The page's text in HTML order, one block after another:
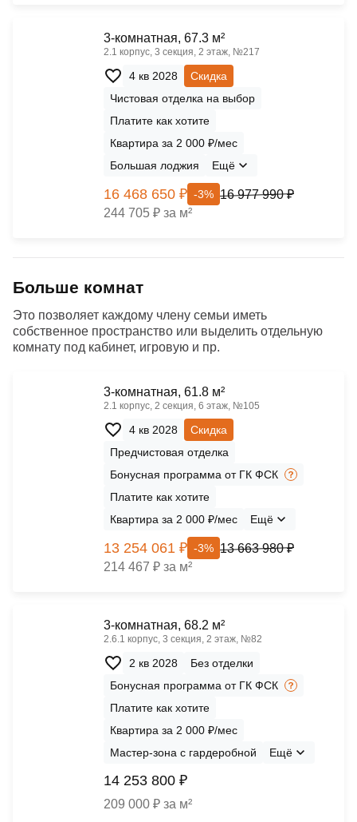
3-комнатная, 67.3 м²
2.1 корпус, 3 секция, 2 этаж, №217
4 кв 2028
Скидка
Чистовая отделка на выбор
Платите как хотите
Квартира за 2 000 ₽/мес
Большая лоджия
Ещё
16 468 650 ₽ -3% 16 977 990 ₽
244 705 ₽ за м²
Больше комнат
Это позволяет каждому члену семьи иметь
собственное пространство или выделить отдельную
комнату под кабинет, игровую и пр.
3-комнатная, 61.8 м²
2.1 корпус, 2 секция, 6 этаж, №105
4 кв 2028
Скидка
Предчистовая отделка
Бонусная программа от ГК ФСК
Платите как хотите
Квартира за 2 000 ₽/мес
Ещё
13 254 061 ₽ -3% 13 663 980 ₽
214 467 ₽ за м²
3-комнатная, 68.2 м²
2.6.1 корпус, 3 секция, 2 этаж, №82
2 кв 2028
Без отделки
Бонусная программа от ГК ФСК
Платите как хотите
Квартира за 2 000 ₽/мес
Мастер-зона с гардеробной
Ещё
14 253 800 ₽
209 000 ₽ за м²